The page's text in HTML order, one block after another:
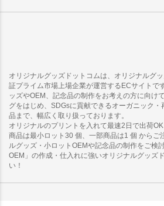
オリジナルグッズドットコムは、オリジナルグ
証プライム市場上場企業が運営するECサイトで
ッズやOEM、記念品の制作をお考えの方に向け
グをはじめ、SDGsに貢献できるオーガニック
品まで、幅広く取り扱っております。
オリジナルのプリントを入れて最速2日で出荷
商品は最小ロット30 個、一部商品は1 個 からご
ルグッズ・小ロットOEMや記念品の制作をご検
OEM」の作成・仕入れに強いオリジナルグッズ
い！